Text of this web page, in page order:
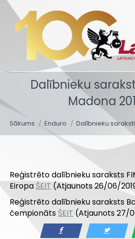
Dalībnieku
Madona
Sākums Enduro Dalībnieku
Reģistrēto dalībnieku saraksts
Eiropa ŠEIT (Atjaunots 26/06/
Reģistrēto dalībnieku saraksts
čempionāts ŠEIT (Atjaunots 27/